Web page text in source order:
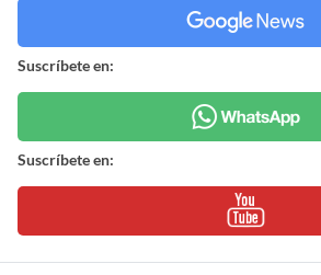
Suscríbete en:
Suscríbete en: